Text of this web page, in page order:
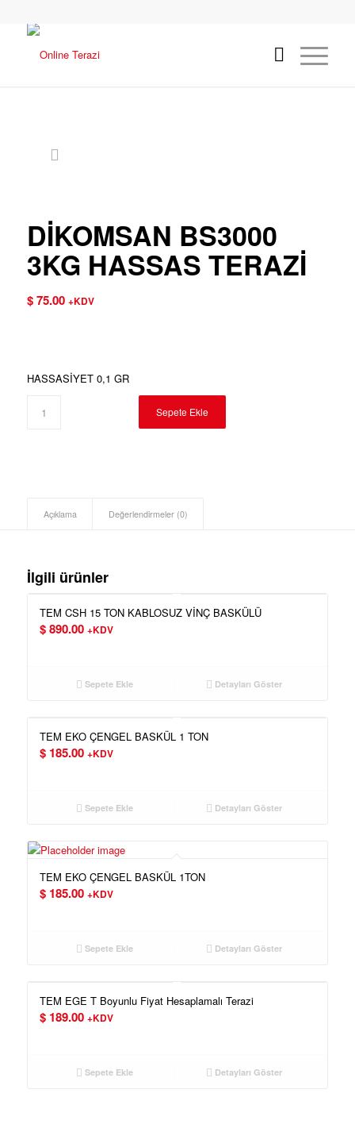
DİKOMSAN BS3000
3KG HASSAS TERAZİ
$75.00 +KDV
HASSASİYET 0,1 GR
Sepete Ekle
Açıklama Değerlendirmeler (0)
İlgili ürünler
TEM CSH 15 TON KABLOSUZ VİNÇ BASKÜLÜ
$890.00 +KDV
Sepete Ekle Detayları Göster
TEM EKO ÇENGEL BASKÜL 1 TON
$185.00 +KDV
Sepete Ekle Detayları Göster
TEM EKO ÇENGEL BASKÜL 1TON
$185.00 +KDV
Sepete Ekle Detayları Göster
TEM EGE T Boyunlu Fiyat Hesaplamalı Terazi
$189.00 +KDV
Sepete Ekle Detayları Göster